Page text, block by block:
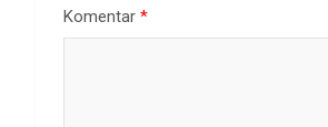
Komentar *